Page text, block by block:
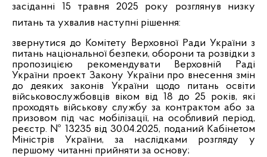
засіданні 15 травня 2025 року розглянув низку
питань та ухвалив наступні рішення:
звернутися до Комітету Верховної Ради України з
питань національної безпеки, оборони та розвідки з
пропозицією рекомендувати Верховній Раді
України проект Закону України про внесення змін
до деяких законів України щодо питань освіти
військовослужбовців віком від 18 до 25 років, які
проходять військову службу за контрактом або за
призовом під час мобілізації, на особливий період,
реєстр. № 13235 від 30.04.2025, поданий Кабінетом
Міністрів України, за наслідками розгляду у
першому читанні прийняти за основу;